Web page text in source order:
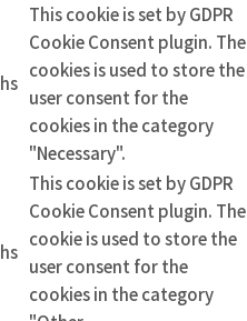
This cookie is set by GDPR
Cookie Consent plugin. The
cookies is used to store the
user consent for the
cookies in the category
"Necessary".
This cookie is set by GDPR
Cookie Consent plugin. The
cookie is used to store the
user consent for the
cookies in the category